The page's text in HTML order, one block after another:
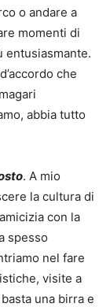
o andare a
momenti di
entusiasmante.
che
abbia tutto
. A mio
la cultura di
con la
spesso
nel fare
visite a
una birra e